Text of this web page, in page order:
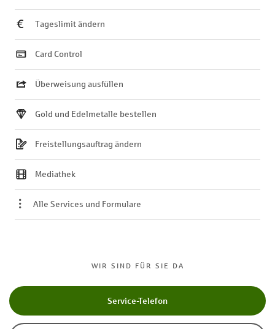
WIR SIND FÜR SIE DA
Service-Telefon
Tageslimit ändern
Card Control
Überweisung ausfüllen
Gold und Edelmetalle bestellen
Freistellungsauftrag ändern
Mediathek
Alle Services und Formulare